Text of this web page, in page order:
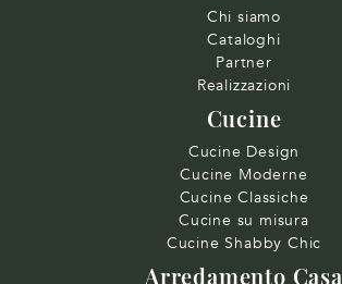
Chi siamo
Cataloghi
Partner
Realizzazioni
Cucine
Cucine Design
Cucine Moderne
Cucine Classiche
Cucine su misura
Cucine Shabby Chic
Arredamento Casa